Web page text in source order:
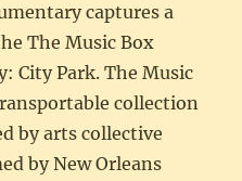
captures a
The Music Box
City Park. The Music
collection
by arts collective
by New Orleans